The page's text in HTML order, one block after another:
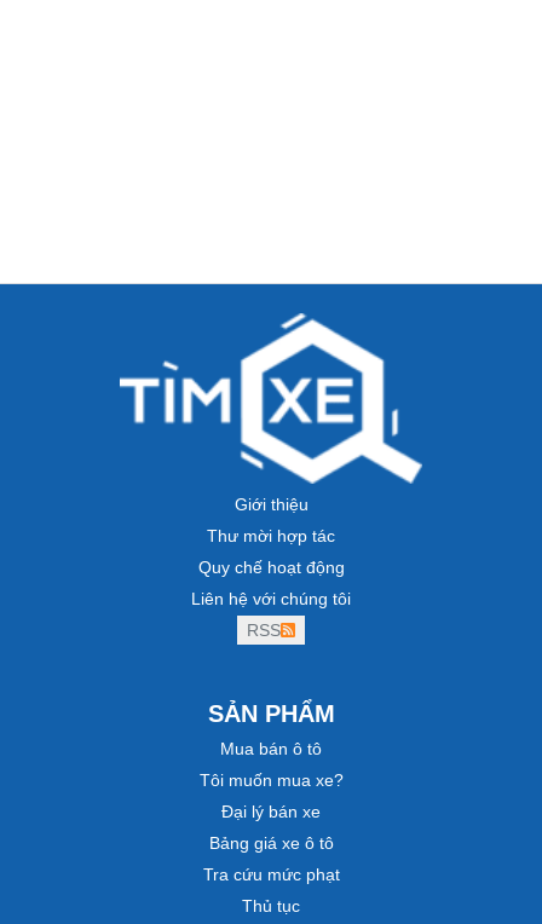
Giới thiệu
Thư mời hợp tác
Quy chế hoạt động
Liên hệ với chúng tôi
RSS
SẢN PHẨM
Mua bán ô tô
Tôi muốn mua xe?
Đại lý bán xe
Bảng giá xe ô tô
Tra cứu mức phạt
Thủ tục